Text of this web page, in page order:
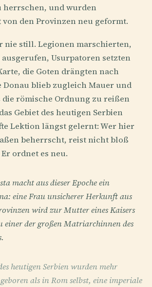
herrschen, und wurden
den Provinzen neu geformt.
nie still. Legionen marschierten,
Usurpatoren setzten
die Goten drängten nach
Donau blieb zugleich Mauer und
römische Ordnung zu reißen
Gebiet des heutigen Serbien
Lektion längst gelernt: Wer hier
beherrscht, reist nicht bloß
ordnet es neu.
macht aus dieser Epoche ein
eine Frau unsicherer Herkunft aus
wird zur Mutter eines Kaisers
einer der großen Matriarchinnen des
heutigen Serbien wurden mehr
als in Rom selbst, eine imperiale